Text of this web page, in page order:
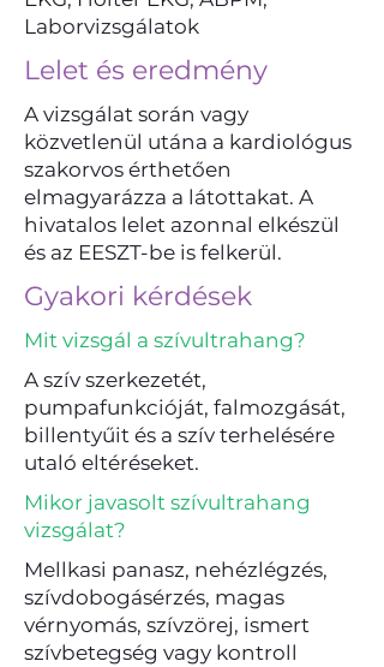
Laborvizsgálatok
Lelet és eredmény
A vizsgálat során vagy
közvetlenül utána a kardiológus
szakorvos érthetően
elmagyarázza a látottakat. A
hivatalos lelet azonnal elkészül
és az EESZT-be is felkerül.
Gyakori kérdések
Mit vizsgál a szívultrahang?
A szív szerkezetét,
pumpafunkcióját, falmozgását,
billentyűit és a szív terhelésére
utaló eltéréseket.
Mikor javasolt szívultrahang
vizsgálat?
Mellkasi panasz, nehézlégzés,
szívdobogásérzés, magas
vérnyomás, szívzörej, ismert
szívbetegség vagy kontroll